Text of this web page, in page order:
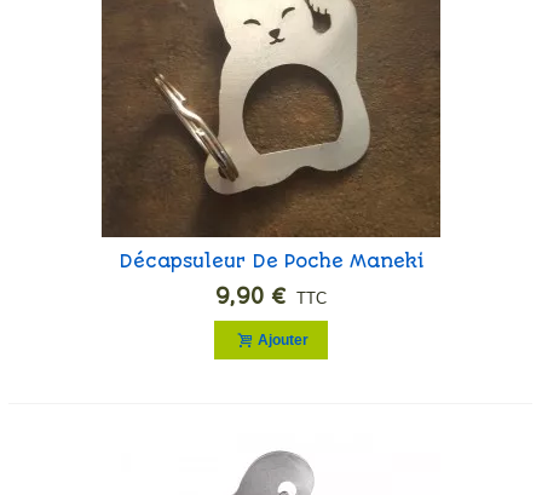
Décapsuleur De Poche Maneki
Neko
9,90 € TTC
Ajouter